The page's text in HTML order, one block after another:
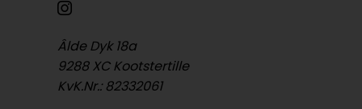
Âlde Dyk 18a
9288 XC Kootstertille
KvK.Nr.: 82332061